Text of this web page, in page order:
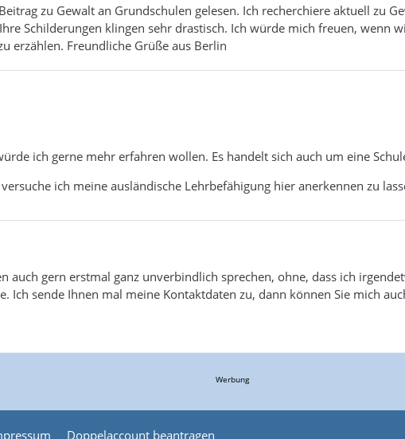
zu Gewalt an Grundschulen gelesen. Ich recherchiere aktuell zu
Schilderungen klingen sehr drastisch. Ich würde mich freuen, wenn
erzählen. Freundliche Grüße aus Berlin
ich gerne mehr erfahren wollen. Es handelt sich auch um eine
ich meine ausländische Lehrbefähigung hier anerkennen zu
auch gern erstmal ganz unverbindlich sprechen, ohne, dass ich
Ich sende Ihnen mal meine Kontaktdaten zu, dann können Sie mich
Werbung
Doppelaccount beantragen